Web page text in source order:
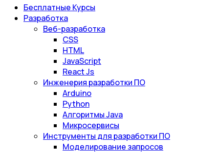
Бесплатные Курсы
Разработка
Веб-разработка
CSS
HTML
JavaScript
React Js
Инженерия разработки ПО
Arduino
Python
Алгоритмы Java
Микросервисы
Инструменты для разработки ПО
Моделирование запросов